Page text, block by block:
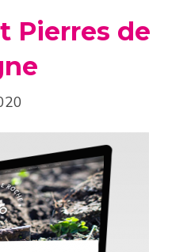
Pierres de